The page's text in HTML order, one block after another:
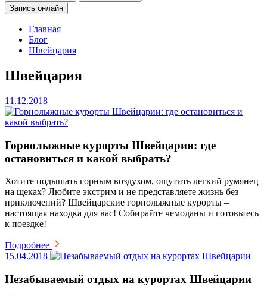
Запись онлайн
Главная
Блог
Швейцария
Швейцария
11.12.2018
Горнолыжные курорты Швейцарии: где
остановиться и какой выбрать?
Хотите подышать горным воздухом, ощутить легкий румянец
на щеках? Любите экстрим и не представляете жизнь без
приключений? Швейцарские горнолыжные курорты –
настоящая находка для вас! Собирайте чемоданы и готовьтесь
к поездке!
Подробнее
15.04.2018
Незабываемый отдых на курортах Швейцарии